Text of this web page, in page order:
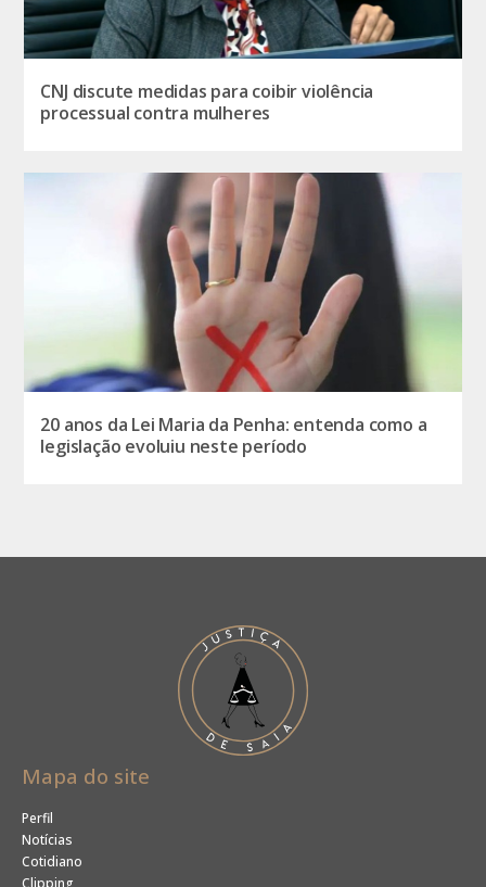
CNJ discute medidas para coibir violência
processual contra mulheres
20 anos da Lei Maria da Penha: entenda como a
legislação evoluiu neste período
Mapa do site
Perfil
Notícias
Cotidiano
Clipping